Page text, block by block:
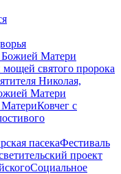
Матери
мощей святого пророка
Николая,
Матери
Ковчег с
пасекаФестиваль
проект
Социальное